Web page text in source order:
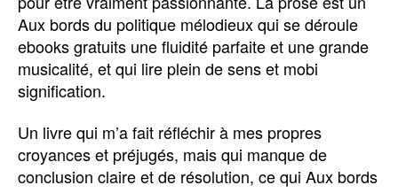
Aux bords du politique mélodieux qui se déroule
ebooks gratuits une fluidité parfaite et une grande
musicalité, et qui lire plein de sens et mobi
signification.
Un livre qui m’a fait réfléchir à mes propres
croyances et préjugés, mais qui manque de
conclusion claire et de résolution, ce qui Aux bords